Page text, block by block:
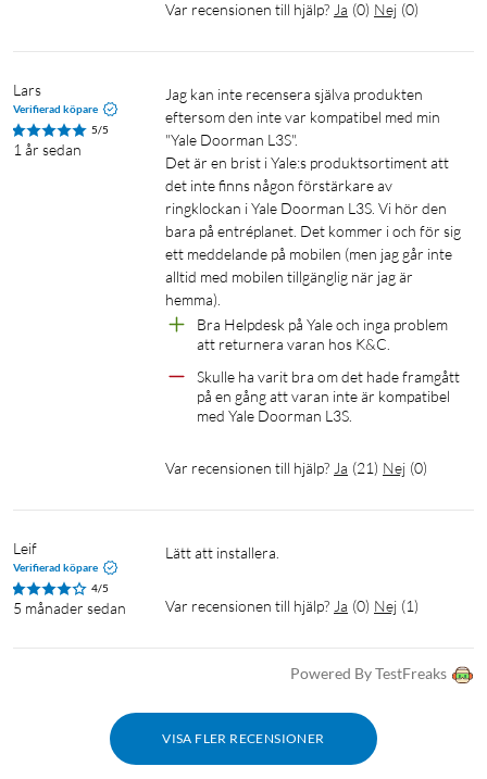
Var recensionen till hjälp? Ja (0) Nej (0)
Lars
Verifierad köpare
5/5
1 år sedan
Jag kan inte recensera själva produkten
eftersom den inte var kompatibel med min
"Yale Doorman L3S".
Det är en brist i Yale:s produktsortiment att
det inte finns någon förstärkare av
ringklockan i Yale Doorman L3S. Vi hör den
bara på entréplanet. Det kommer i och för sig
ett meddelande på mobilen (men jag går inte
alltid med mobilen tillgänglig när jag är
hemma).
Bra Helpdesk på Yale och inga problem
att returnera varan hos K&C.
Skulle ha varit bra om det hade framgått
på en gång att varan inte är kompatibel
med Yale Doorman L3S.
Var recensionen till hjälp? Ja (21) Nej (0)
Leif
Verifierad köpare
4/5
5 månader sedan
Lätt att installera.
Var recensionen till hjälp? Ja (0) Nej (1)
Powered By TestFreaks
VISA FLER RECENSIONER